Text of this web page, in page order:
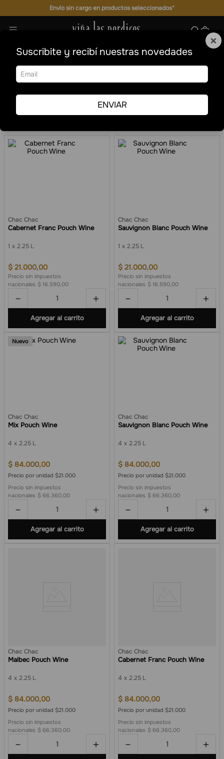
Envío sin cargo en productos seleccionados*
Formatos especiales Pouch
Pouch
Ordenar por Fecha de
release
Chac Chac
Cabernet Franc Pouch Wine
1 2.25 L
$ 21.000,00
Precio sin impuestos
nacionales $ 16.590,00
＋
－
Agregar al carrito
Chac Chac
Sauvignon Blanc Pouch Wine
1 2.25 L
$ 21.000,00
Precio sin impuestos
nacionales $ 16.590,00
＋
－
Agregar al carrito
Nuevo
Chac Chac
Mix Pouch Wine
4 2.25 L
$ 84.000,00
Precio por unidad $21.000
Precio sin impuestos
nacionales $ 66.360,00
＋
－
Agregar al carrito
Chac Chac
Sauvignon Blanc Pouch Wine
4 2.25 L
$ 84.000,00
Precio por unidad $21.000
Precio sin impuestos
nacionales $ 66.360,00
＋
－
Agregar al carrito
Chac Chac
Malbec Pouch Wine
4 2.25 L
$ 84.000,00
Precio por unidad $21.000
Precio sin impuestos
nacionales $ 66.360,00
＋
－
Chac Chac
Cabernet Franc Pouch Wine
4 2.25 L
$ 84.000,00
Precio por unidad $21.000
Precio sin impuestos
nacionales $ 66.360,00
＋
－
×
Suscribite y recibí nuestras novedades
ENVIAR